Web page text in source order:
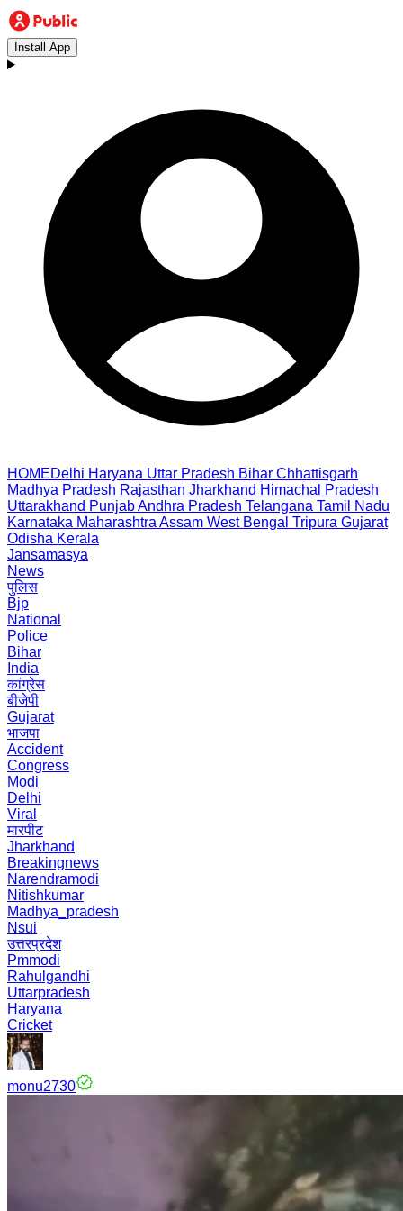
Install App
HOMEDelhi Haryana Uttar Pradesh Bihar Chhattisgarh
Madhya Pradesh Rajasthan Jharkhand Himachal Pradesh
Uttarakhand PunjabAndhra Pradesh Telangana Tamil Nadu
Karnataka Maharashtra Assam West Bengal Tripura Gujarat
Odisha Kerala
Jansamasya
News
पुलिस
Bjp
National
Police
Bihar
India
कांग्रेस
बीजेपी
Gujarat
भाजपा
Accident
Congress
Modi
Delhi
Viral
मारपीट
Jharkhand
Breakingnews
Narendramodi
Nitishkumar
Madhya_pradesh
Nsui
उत्तरप्रदेश
Pmmodi
Rahulgandhi
Uttarpradesh
Haryana
Cricket
monu2730